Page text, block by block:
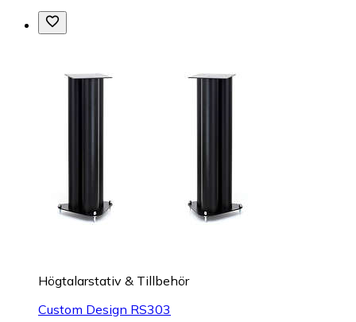
Högtalarstativ & Tillbehör
Custom Design RS303